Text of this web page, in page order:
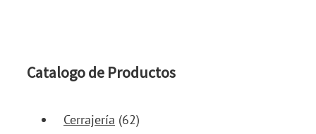
Catalogo de Productos
Cerrajería (62)